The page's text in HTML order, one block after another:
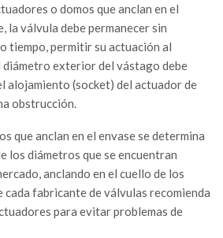
o domos que anclan en el
la válvula debe permanecer sin
tiempo, permitir su actuación al
diámetro exterior del vástago debe
alojamiento (socket) del actuador de
obstrucción.
que anclan en el envase se determina
los diámetros que se encuentran
anclando en el cuello de los
cada fabricante de válvulas recomienda
para evitar problemas de